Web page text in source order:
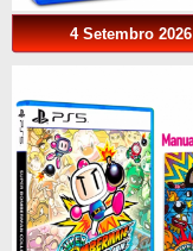
4 Setembro 2026